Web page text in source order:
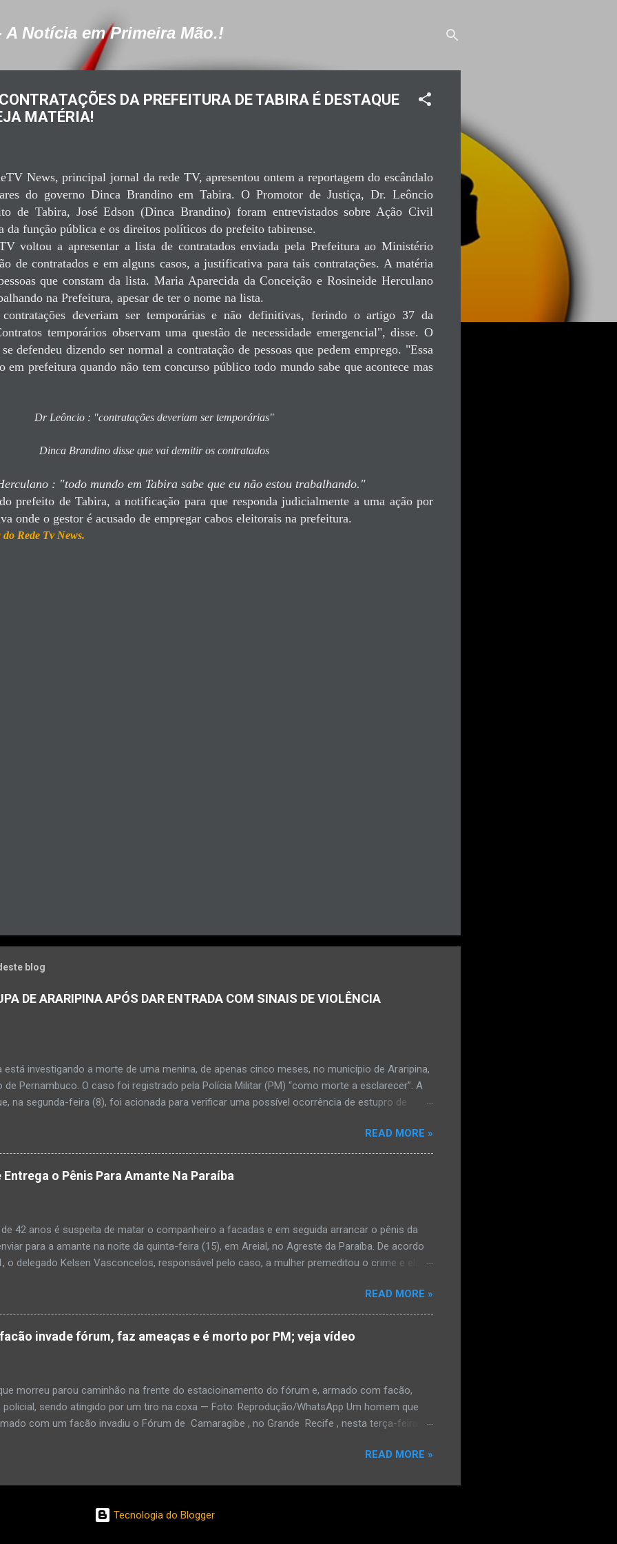
A Notícia em Primeira Mão.!
DA PREFEITURA DE TABIRA É DESTAQUE
MATÉRIA!
News, principal jornal da rede TV, apresentou ontem a reportagem do escândalo
do governo Dinca Brandino em Tabira. O Promotor de Justiça, Dr. Leôncio
de Tabira, José Edson (Dinca Brandino) foram entrevistados sobre Ação Civil
da função pública e os direitos políticos do prefeito tabirense.
voltou a apresentar a lista de contratados enviada pela Prefeitura ao Ministério
de contratados e em alguns casos, a justificativa para tais contratações. A matéria
que constam da lista. Maria Aparecida da Conceição e Rosineide Herculano
na Prefeitura, apesar de ter o nome na lista.
deveriam ser temporárias e não definitivas, ferindo o artigo 37 da
temporários observam uma questão de necessidade emergencial", disse. O
defendeu dizendo ser normal a contratação de pessoas que pedem emprego. "Essa
em prefeitura quando não tem concurso público todo mundo sabe que acontece mas
Dr Leôncio : "contratações deveriam ser temporárias"
Dinca Brandino disse que vai demitir os contratados
: "todo mundo em Tabira sabe que eu não estou trabalhando."
prefeito de Tabira, a notificação para que responda judicialmente a uma ação por
onde o gestor é acusado de empregar cabos eleitorais na prefeitura.
Rede Tv News.
blog
DE ARARIPINA APÓS DAR ENTRADA COM SINAIS DE VIOLÊNCIA
está investigando a morte de uma menina, de apenas cinco meses, no município de Araripina,
de Pernambuco. O caso foi registrado pela Polícia Militar (PM) “como morte a esclarecer”. A
na segunda-feira (8), foi acionada para verificar uma possível ocorrência de estupro de
da PM mostra que, segundo informações passadas pela equipe médica, a vítima estava
de desidratação e desnutrição, além de apresentar ruptura anal e vaginal. Os pais
que a criança estava apresentando, desde sábado (6), alguns sinais de mal-estar. Segundo
pais só levaram a menina para UPA após uma piora no estado de saúde, na segunda-feira pela
O...
READ MORE »
o Pênis Para Amante Na Paraíba
42 anos é suspeita de matar o companheiro a facadas e em seguida arrancar o pênis da
para a amante na noite da quinta-feira (15), em Areial, no Agreste da Paraíba. De acordo
o delegado Kelsen Vasconcelos, responsável pelo caso, a mulher premeditou o crime e ela
manhã desta sexta-feira (16), que antes de cometer o crime, a suspeita também escreveu uma
para o filho mais velho, de 18 anos. “Na carta ela pede para que o filho mais velho, fruto
relacionamento, deixe os dois irmãos mais novos com parentes da família. Ela já havia
todo o crime”. Após matar o companheiro a facadas e cortar o pênis dele, a mulher ainda
READ MORE »
invade fórum, faz ameaças e é morto por PM; veja vídeo
morreu parou caminhão na frente do estacioinamento do fórum e, armado com facão,
policial, sendo atingido por um tiro na coxa — Foto: Reprodução/WhatsApp Um homem que
com um facão invadiu o Fórum de Camaragibe , no Grande Recife , nesta terça-feira
que já tinha sido preso por porte ilegal de armas, fez ameaças e tentou atingir o
em que o homem discute com o PM, no fórum. O caminhão está parado na frente do
Por meio de nota, a polícia informou que o Um homem que estava armado com um
o Fórum de homem, de 58 anos, chegou ao fórum em um caminhão. Ele usou o veículo
READ MORE »
Tecnologia do Blogger